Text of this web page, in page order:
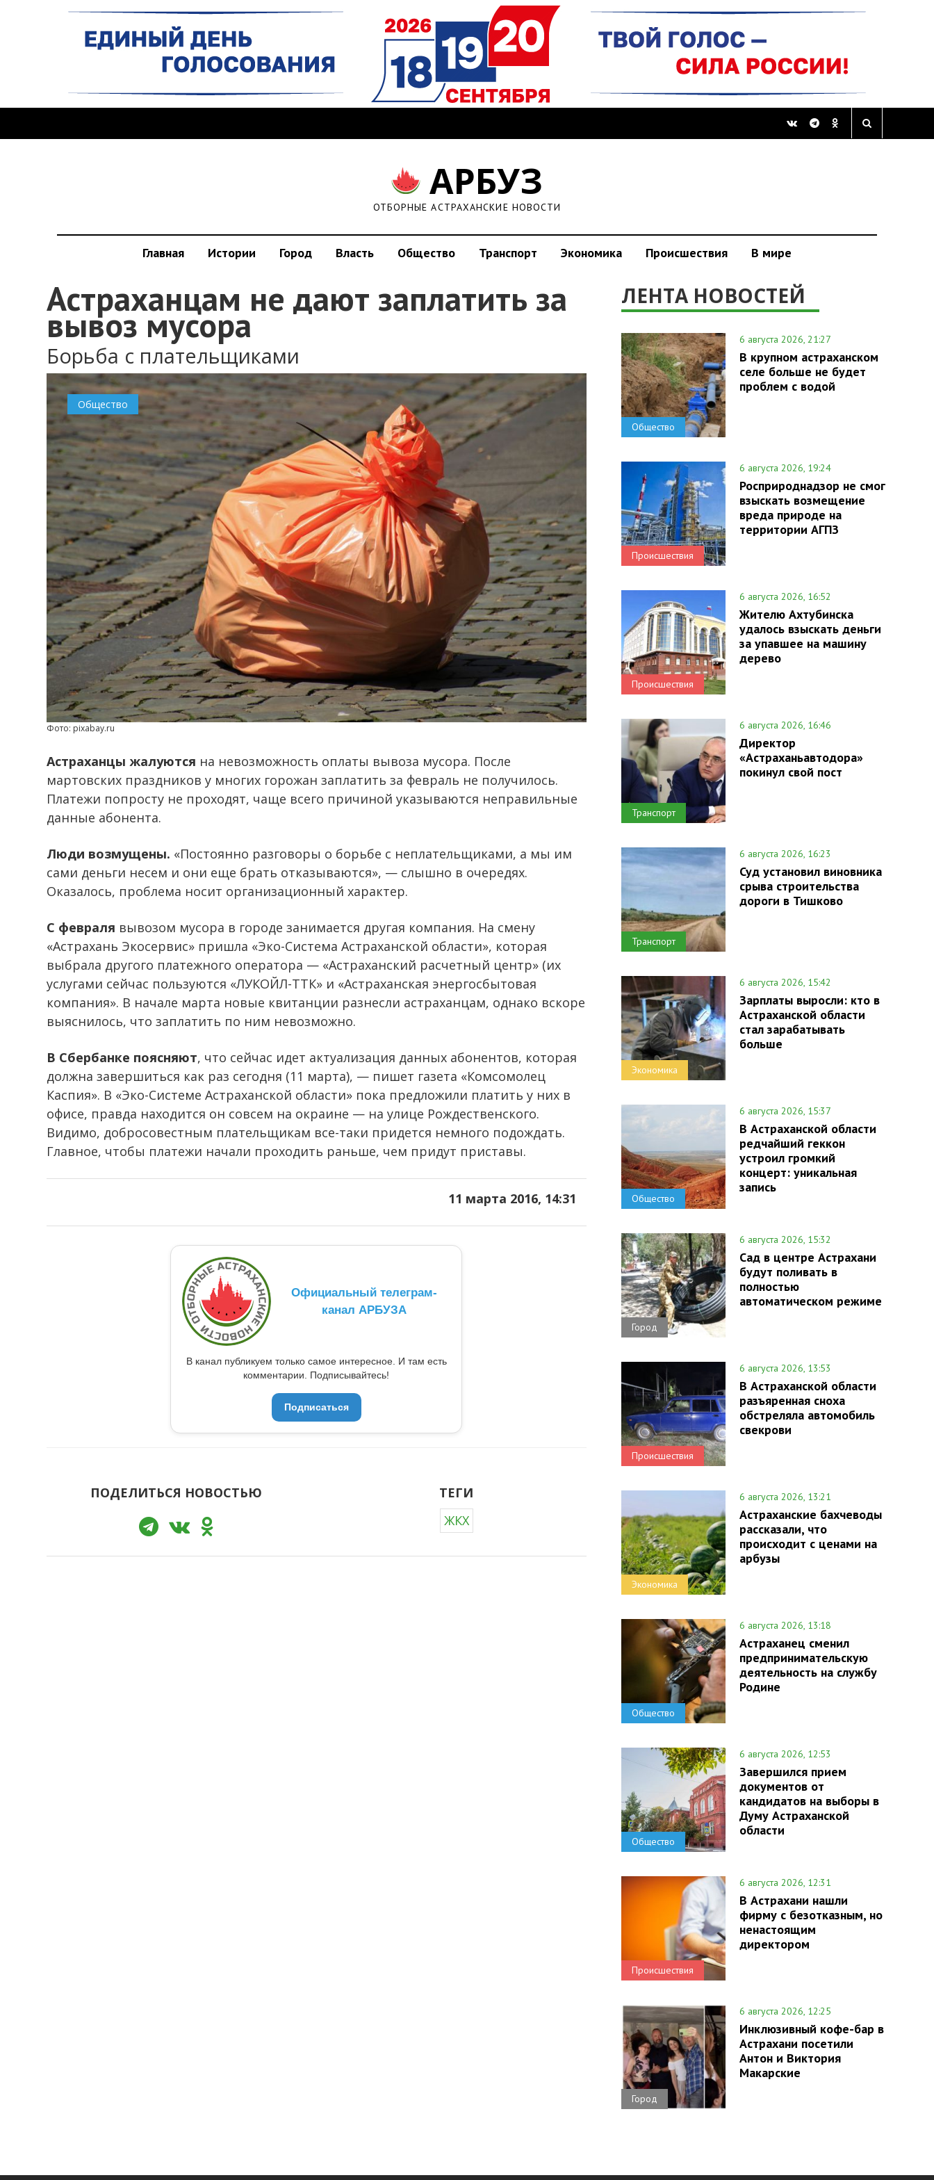
АРБУЗ
ОТБОРНЫЕ АСТРАХАНСКИЕ НОВОСТИ
Главная Истории Город Власть Общество Транспорт Экономика Происшествия В мире
Астраханцам не дают заплатить за
вывоз мусора
Борьба с плательщиками
0
Общество
Фото: pixabay.ru
Астраханцы жалуются на невозможность оплаты вывоза мусора. После
мартовских праздников у многих горожан заплатить за февраль не получилось.
Платежи попросту не проходят, чаще всего причиной указываются неправильные
данные абонента.
Люди возмущены. «Постоянно разговоры о борьбе с неплательщиками, а мы им
сами деньги несем и они еще брать отказываются», — слышно в очередях.
Оказалось, проблема носит организационный характер.
С февраля вывозом мусора в городе занимается другая компания. На смену
«Астрахань Экосервис» пришла «Эко-Система Астраханской области», которая
выбрала другого платежного оператора — «Астраханский расчетный центр» (их
услугами сейчас пользуются «ЛУКОЙЛ-ТТК» и «Астраханская энергосбытовая
компания». В начале марта новые квитанции разнесли астраханцам, однако вскоре
выяснилось, что заплатить по ним невозможно.
В Сбербанке поясняют, что сейчас идет актуализация данных абонентов, которая
должна завершиться как раз сегодня (11 марта), — пишет газета «Комсомолец
Каспия». В «Эко-Системе Астраханской области» пока предложили платить у них в
офисе, правда находится он совсем на окраине — на улице Рождественского.
Видимо, добросовестным плательщикам все-таки придется немного подождать.
Главное, чтобы платежи начали проходить раньше, чем придут приставы.
11 марта 2016, 14:31
Официальный телеграм-
канал АРБУЗА
В канал публикуем только самое интересное. И там есть
комментарии. Подписывайтесь!
Подписаться
ПОДЕЛИТЬСЯ НОВОСТЬЮ
ТЕГИ
ЖКХ
ЛЕНТА НОВОСТЕЙ
Общество
6 августа 2026, 21:27
В крупном астраханском
селе больше не будет
проблем с водой
Происшествия
6 августа 2026, 19:24
Росприроднадзор не смог
взыскать возмещение
вреда природе на
территории АГПЗ
Происшествия
6 августа 2026, 16:52
Жителю Ахтубинска
удалось взыскать деньги
за упавшее на машину
дерево
Транспорт
6 августа 2026, 16:46
Директор
«Астраханьавтодора»
покинул свой пост
Транспорт
6 августа 2026, 16:23
Суд установил виновника
срыва строительства
дороги в Тишково
Экономика
6 августа 2026, 15:42
Зарплаты выросли: кто в
Астраханской области
стал зарабатывать
больше
Общество
6 августа 2026, 15:37
В Астраханской области
редчайший геккон
устроил громкий
концерт: уникальная
запись
Город
6 августа 2026, 15:32
Сад в центре Астрахани
будут поливать в
полностью
автоматическом режиме
Происшествия
6 августа 2026, 13:53
В Астраханской области
разъяренная сноха
обстреляла автомобиль
свекрови
Экономика
6 августа 2026, 13:21
Астраханские бахчеводы
рассказали, что
происходит с ценами на
арбузы
Общество
6 августа 2026, 13:18
Астраханец сменил
предпринимательскую
деятельность на службу
Родине
Общество
6 августа 2026, 12:53
Завершился прием
документов от
кандидатов на выборы в
Думу Астраханской
области
Происшествия
6 августа 2026, 12:31
В Астрахани нашли
фирму с безотказным, но
ненастоящим
директором
Город
6 августа 2026, 12:25
Инклюзивный кофе-бар в
Астрахани посетили
Антон и Виктория
Макарские